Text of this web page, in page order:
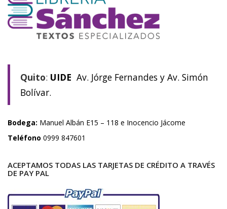
Quito: UIDE Av. Jórge Fernandes y Av. Simón
Bolívar.
Bodega: Manuel Albán E15 – 118 e Inocencio Jácome
Teléfono 0999 847601
ACEPTAMOS TODAS LAS TARJETAS DE CRÉDITO A TRAVÉS
DE PAY PAL